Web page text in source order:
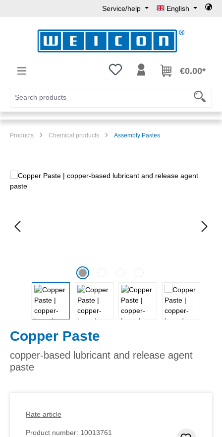
Service/help English
You have 0 wishlist items
€0.00*
Products Chemical products Assembly Pastes
Skip image gallery
Copper Paste
copper-based lubricant and release agent
paste
Rate article
Product number: 10013761